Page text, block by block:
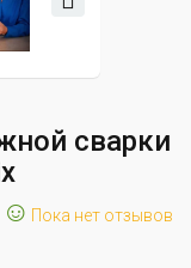
сварки
☺ Пока нет отзывов